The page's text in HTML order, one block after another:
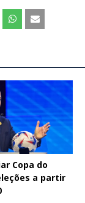
Copa do
a partir